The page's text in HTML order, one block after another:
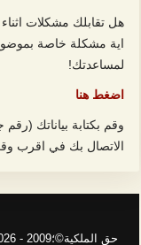
هل تقابلك مشكلات
اية مشكلة خاصة بموضوع
لمساعدتك!
اضغط هنا
وقم بكتابة بياناتك
الاتصال بك في اقرب